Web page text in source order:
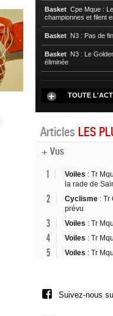
Basket Cpe Mque :
championnes et filent
Basket N3 : Pas de
Basket N3 : Le
éliminée
TOUTE
Articles LES
+ Vus
1 Voiles : Tr
la rade de
2 Cyclisme : Tr
prévu
3 Voiles : Tr
4 Voiles : Tr
5 Voiles : Tr
Suivez-nous